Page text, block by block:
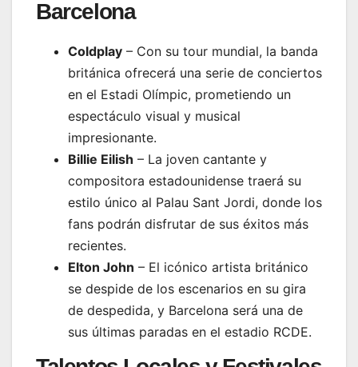
Barcelona
Coldplay – Con su tour mundial, la banda
británica ofrecerá una serie de conciertos
en el Estadi Olímpic, prometiendo un
espectáculo visual y musical
impresionante.
Billie Eilish – La joven cantante y
compositora estadounidense traerá su
estilo único al Palau Sant Jordi, donde los
fans podrán disfrutar de sus éxitos más
recientes.
Elton John – El icónico artista británico
se despide de los escenarios en su gira
de despedida, y Barcelona será una de
sus últimas paradas en el estadio RCDE.